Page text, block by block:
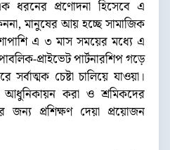
ধরনের প্রণোদনা হিসেবে এ
মানুষের আয় হচ্ছে সামাজিক
এ ৩ মাস সময়ের মধ্যে এ
প্রাইভেট পার্টনারশিপ গড়ে
চেষ্টা চালিয়ে যাওয়া।
করা ও শ্রমিকদের
জন্য প্রশিক্ষণ দেয়া প্রয়োজন